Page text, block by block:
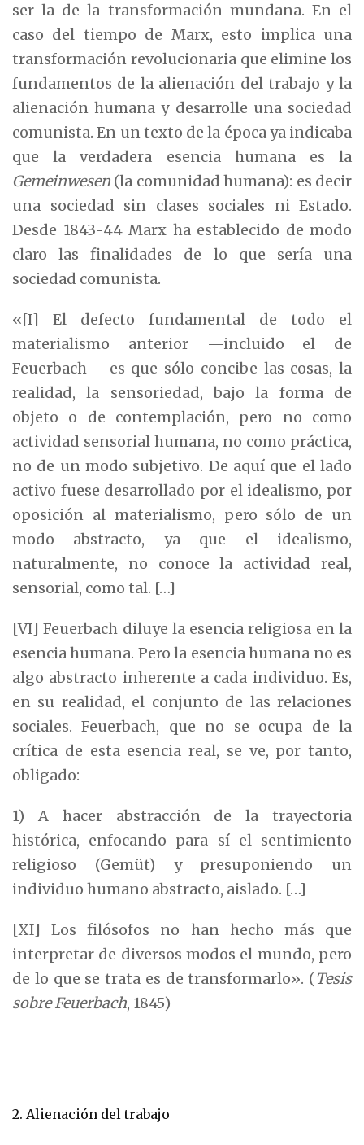
ser la de la transformación mundana. En el
caso del tiempo de Marx, esto implica una
transformación revolucionaria que elimine los
fundamentos de la alienación del trabajo y la
alienación humana y desarrolle una sociedad
comunista. En un texto de la época ya indicaba
que la verdadera esencia humana es la
Gemeinwesen (la comunidad humana): es decir
una sociedad sin clases sociales ni Estado.
Desde 1843-44 Marx ha establecido de modo
claro las finalidades de lo que sería una
sociedad comunista.
«[I] El defecto fundamental de todo el
materialismo anterior —incluido el de
Feuerbach— es que sólo concibe las cosas, la
realidad, la sensoriedad, bajo la forma de
objeto o de contemplación, pero no como
actividad sensorial humana, no como práctica,
no de un modo subjetivo. De aquí que el lado
activo fuese desarrollado por el idealismo, por
oposición al materialismo, pero sólo de un
modo abstracto, ya que el idealismo,
naturalmente, no conoce la actividad real,
sensorial, como tal. […]
[VI] Feuerbach diluye la esencia religiosa en la
esencia humana. Pero la esencia humana no es
algo abstracto inherente a cada individuo. Es,
en su realidad, el conjunto de las relaciones
sociales. Feuerbach, que no se ocupa de la
crítica de esta esencia real, se ve, por tanto,
obligado:
1) A hacer abstracción de la trayectoria
histórica, enfocando para sí el sentimiento
religioso (Gemüt) y presuponiendo un
individuo humano abstracto, aislado. […]
[XI] Los filósofos no han hecho más que
interpretar de diversos modos el mundo, pero
de lo que se trata es de transformarlo». (Tesis
sobre Feuerbach, 1845)
2. Alienación del trabajo